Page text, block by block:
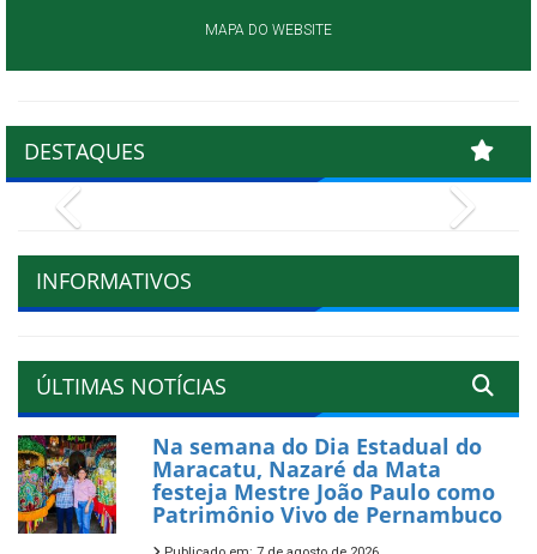
MAPA DO WEBSITE
DESTAQUES
INFORMATIVOS
ÚLTIMAS NOTÍCIAS
Na semana do Dia Estadual do
Maracatu, Nazaré da Mata
festeja Mestre João Paulo como
Patrimônio Vivo de Pernambuco